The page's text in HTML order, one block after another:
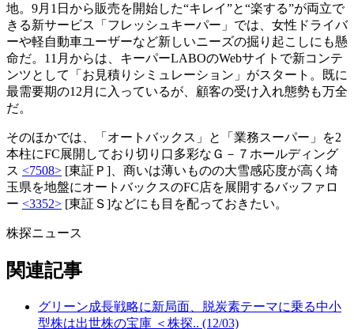
地。9月1日から販売を開始した“キレイ”と“楽する”が両立で
きる新サービス「フレッシュキーパー」では、女性ドライバ
ーや軽自動車ユーザーなど新しいニーズの掘り起こしにも懸
命だ。11月からは、キーパーLABOのWebサイトで新コンテ
ンツとして「お見積りシミュレーション」がスタート。既に
最需要期の12月に入っているが、顧客の受け入れ態勢も万全
だ。
そのほかでは、「オートバックス」と「業務スーパー」を2
本柱にFC展開しており切り口多彩なＧ－７ホールディング
ス <7508> [東証Ｐ]、商いは薄いものの大雪感応度が高く埼
玉県を地盤にオートバックスのFC店を展開するバッファロ
ー <3352> [東証Ｓ]などにも目を配っておきたい。
株探ニュース
関連記事
グリーン成長戦略に新局面、脱炭素テーマに乗る中小
型株は出世株の宝庫 ＜株探.. (12/03)